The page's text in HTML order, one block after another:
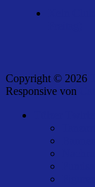
Copyright © 2026
Responsive von
oben